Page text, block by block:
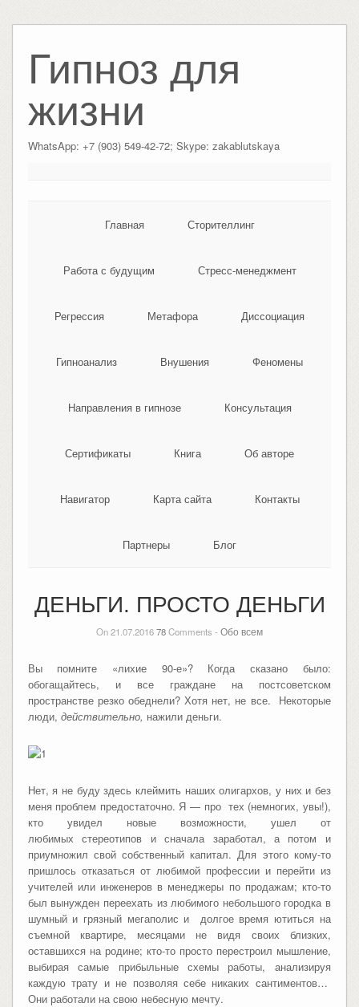
Гипноз для
жизни
WhatsApp: +7 (903) 549-42-72; Skype: zakablutskaya
Главная Сторителлинг
Работа с будущим Стресс-менеджмент
Регрессия Метафора Диссоциация
Гипноанализ Внушения Феномены
Направления в гипнозе Консультация
Сертификаты Книга Об авторе
Навигатор Карта сайта Контакты
Партнеры Блог
ДЕНЬГИ. ПРОСТО ДЕНЬГИ
On 21.07.201678Comments - Обо всем
Вы помните «лихие 90-е»? Когда сказано было:
обогащайтесь, и все граждане на постсоветском
пространстве резко обеднели? Хотя нет, не все. Некоторые
люди, действительно, нажили деньги.
Нет, я не буду здесь клеймить наших олигархов, у них и без
меня проблем предостаточно. Я — про тех (немногих, увы!),
кто увидел новые возможности, ушел от
любимых стереотипов и сначала заработал, а потом и
приумножил свой собственный капитал. Для этого кому-то
пришлось отказаться от любимой профессии и перейти из
учителей или инженеров в менеджеры по продажам; кто-то
был вынужден переехать из любимого небольшого городка в
шумный и грязный мегаполис и долгое время ютиться на
съемной квартире, месяцами не видя своих близких,
оставшихся на родине; кто-то просто перестроил мышление,
выбирая самые прибыльные схемы работы, анализируя
каждую трату и не позволяя себе никаких сантиментов…
Они работали на свою небесную мечту.